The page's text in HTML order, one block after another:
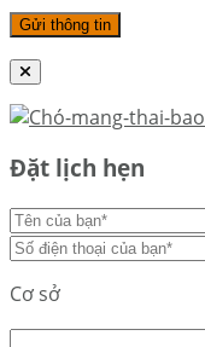
Đặt lịch hẹn
Cơ sở